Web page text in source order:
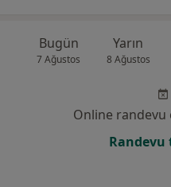
Bugün
7 Ağustos
Yarın
8 Ağustos
Online randevu
Randevu